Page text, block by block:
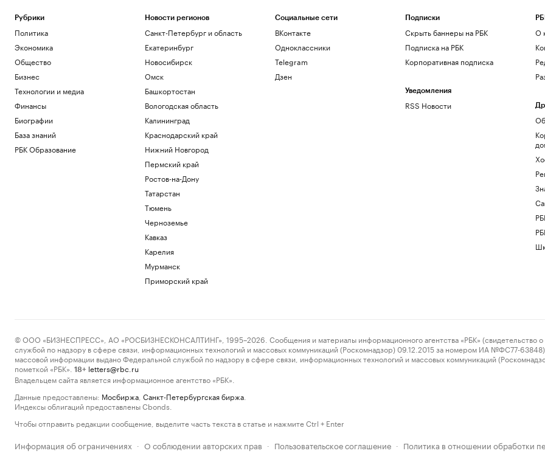
Рубрики
Политика
Экономика
Общество
Бизнес
Технологии и медиа
Финансы
Биографии
База знаний
РБК Образование
Новости регионов
Санкт-Петербург и область
Екатеринбург
Новосибирск
Омск
Башкортостан
Вологодская область
Калининград
Краснодарский край
Нижний Новгород
Пермский край
Ростов-на-Дону
Татарстан
Тюмень
Черноземье
Кавказ
Карелия
Мурманск
Приморский край
Социальные сети
ВКонтакте
Одноклассники
Telegram
Дзен
Подписки
Скрыть баннеры на РБК
Подписка на РБК
Корпоративная подписка
Уведомления
RSS Новости
О
© ООО «БИЗНЕСПРЕСС», АО «РОСБИЗНЕСКОНСАЛТИНГ», 1995–2026. Сообщения и материалы информационного агентства «РБК» (свидетельство о
службой по надзору в сфере связи, информационных технологий и массовых коммуникаций (Роскомнадзор) 09.12.2015 за номером ИА №ФС77-63848)
массовой информации выдано Федеральной службой по надзору в сфере связи, информационных технологий и массовых коммуникаций
пометкой «РБК».
18+ letters@rbc.ru
Владельцем сайта является информационное агентство «РБК».
Данные предоставлены: Мосбиржа Санкт-Петербургская биржа
Индексы облигаций предоставлены Cbonds.
Чтобы отправить редакции сообщение, выделите часть текста в статье и нажмите Ctrl + Enter
Информация об ограничениях · О соблюдении авторских прав · Пользовательское соглашение · Политика в отношении обработки